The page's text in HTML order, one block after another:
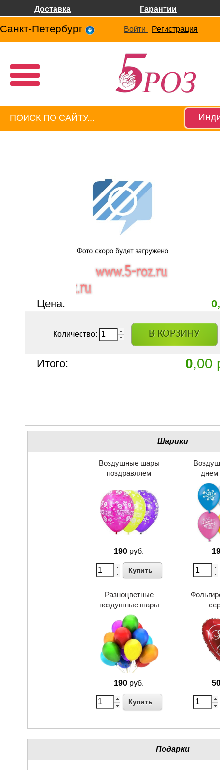
Доставка Гарантии
Санкт-Петербург Войти Регистрация
Цена:
Количество: В КОРЗИНУ
Итого: 0,00
Шарики
Воздушные шары
поздравляем
190 руб.
Купить
днем
Разноцветные
воздушные шары
190 руб.
Купить
Подарки